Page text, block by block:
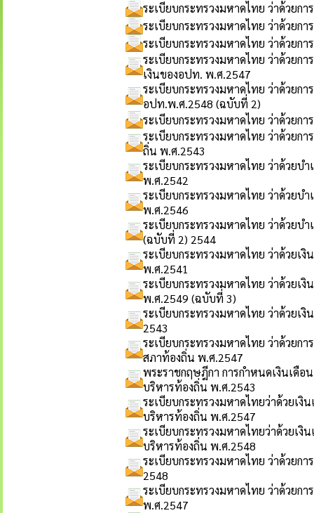
ระเบียบกระทรวงมหาดไทย ว่าด้วย
ระเบียบกระทรวงมหาดไทย ว่าด้วย
ระเบียบกระทรวงมหาดไทย ว่าด้วย
ระเบียบกระทรวงมหาดไทย ว่าด้วยกา
เงินของอปท. พ.ศ.2547
ระเบียบกระทรวงมหาดไทย ว่าด้วยกา
อปท.พ.ศ.2548 (ฉบับที่ 2)
ระเบียบกระทรวงมหาดไทย ว่าด้วยก
ระเบียบกระทรวงมหาดไทย ว่าด้วยก
ถิ่น พ.ศ.2543
ระเบียบกระทรวงมหาดไทย ว่าด้วยบ
พ.ศ.2542
ระเบียบกระทรวงมหาดไทย ว่าด้วยบ
พ.ศ.2546
ระเบียบกระทรวงมหาดไทย ว่าด้วยบ
(ฉบับที่ 2) 2544
ระเบียบกระทรวงมหาดไทย ว่าด้วยเ
พ.ศ.2541
ระเบียบกระทรวงมหาดไทย ว่าด้วยเ
พ.ศ.2549 (ฉบับที่ 3)
ระเบียบกระทรวงมหาดไทย ว่าด้วยเ
2543
ระเบียบกระทรวงมหาดไทย ว่าด้วยก
สภาท้องถิ่น พ.ศ.2547
พระราชกฤษฎีกา การกำหนดเงินเดื
บริหารท้องถิ่น พ.ศ.2543
ระเบียบกระทรวงมหาดไทยว่าด้วยเ
บริหารท้องถิ่น พ.ศ.2547
ระเบียบกระทรวงมหาดไทยว่าด้วยเ
บริหารท้องถิ่น พ.ศ.2548
ระเบียบกระทรวงมหาดไทย ว่าด้วยก
2548
ระเบียบกระทรวงมหาดไทย ว่าด้วย
พ.ศ.2547